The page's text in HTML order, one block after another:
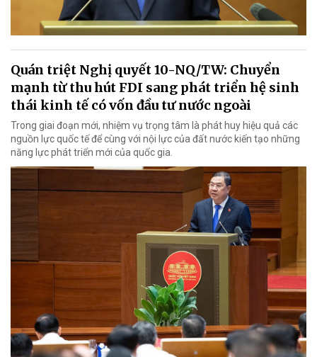
Quán triệt Nghị quyết 10-NQ/TW: Chuyển
mạnh từ thu hút FDI sang phát triển hệ sinh
thái kinh tế có vốn đầu tư nước ngoài
Trong giai đoạn mới, nhiệm vụ trọng tâm là phát huy hiệu quả các
nguồn lực quốc tế để cùng với nội lực của đất nước kiến tạo những
năng lực phát triển mới của quốc gia.